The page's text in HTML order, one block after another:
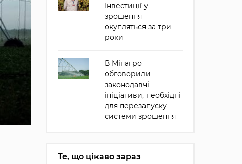
Інвестиції у
зрошення
окупляться за три
роки
В Мінагро
обговорили
законодавчі
ініціативи, необхідні
для перезапуску
системи зрошення
Те, що цікаво зараз